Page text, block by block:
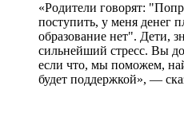
«Родители говорят:
поступить, у меня денег
образование нет". Дети,
сильнейший стресс. Вы
если что, мы поможем,
будет поддержкой», —